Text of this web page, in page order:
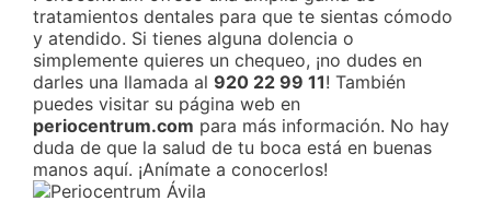
tratamientos dentales para que te sientas cómodo
y atendido. Si tienes alguna dolencia o
simplemente quieres un chequeo, ¡no dudes en
darles una llamada al 920 22 99 11! También
puedes visitar su página web en
periocentrum.com para más información. No hay
duda de que la salud de tu boca está en buenas
manos aquí. ¡Anímate a conocerlos!